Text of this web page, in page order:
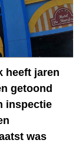
heeft jaren
getoond
inspectie
was